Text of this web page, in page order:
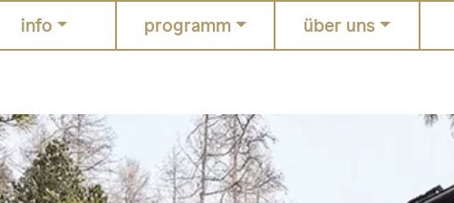
info programm über uns